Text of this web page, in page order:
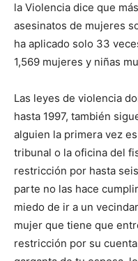
la Violencia dice que
asesinatos de mujeres
ha aplicado solo 33
1,569 mujeres y niñas
Las leyes de violencia
hasta 1997, también
alguien la primera vez
tribunal o la oficina del
restricción por hasta
parte no las hace
miedo de ir a un
mujer que tiene que
restricción por su